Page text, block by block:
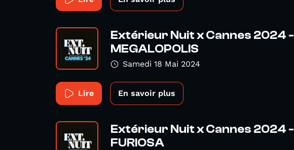
Extérieur Nuit x Cannes 2024 -
MEGALOPOLIS
Samedi 18 Mai 2024
Lire En savoir plus
Extérieur Nuit x Cannes 2024 -
FURIOSA